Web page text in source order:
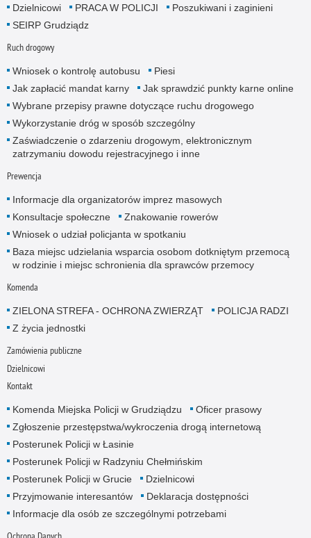
Dzielnicowi
PRACA W POLICJI
Poszukiwani i zaginieni
SEIRP Grudziądz
Ruch drogowy
Wniosek o kontrolę autobusu
Piesi
Jak zapłacić mandat karny
Jak sprawdzić punkty karne online
Wybrane przepisy prawne dotyczące ruchu drogowego
Wykorzystanie dróg w sposób szczególny
Zaświadczenie o zdarzeniu drogowym, elektronicznym
zatrzymaniu dowodu rejestracyjnego i inne
Prewencja
Informacje dla organizatorów imprez masowych
Konsultacje społeczne
Znakowanie rowerów
Wniosek o udział policjanta w spotkaniu
Baza miejsc udzielania wsparcia osobom dotkniętym przemocą
w rodzinie i miejsc schronienia dla sprawców przemocy
Komenda
ZIELONA STREFA - OCHRONA ZWIERZĄT
POLICJA RADZI
Z życia jednostki
Zamówienia publiczne
Dzielnicowi
Kontakt
Komenda Miejska Policji w Grudziądzu
Oficer prasowy
Zgłoszenie przestępstwa/wykroczenia drogą internetową
Posterunek Policji w Łasinie
Posterunek Policji w Radzyniu Chełmińskim
Posterunek Policji w Grucie
Dzielnicowi
Przyjmowanie interesantów
Deklaracja dostępności
Informacje dla osób ze szczególnymi potrzebami